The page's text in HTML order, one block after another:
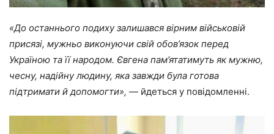
«До останнього подиху залишався вірним військовій
присязі, мужньо виконуючи свій обов’язок перед
Україною та її народом. Євгена пам’ятатимуть як мужню,
чесну, надійну людину, яка завжди була готова
підтримати й допомогти», — йдеться у повідомленні.